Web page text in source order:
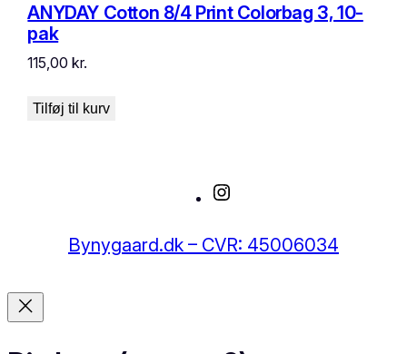
ANYDAY Cotton 8/4 Print Colorbag 3, 10-
pak
115,00kr.
Tilføj til kurv
Bynygaard.dk – CVR: 45006034